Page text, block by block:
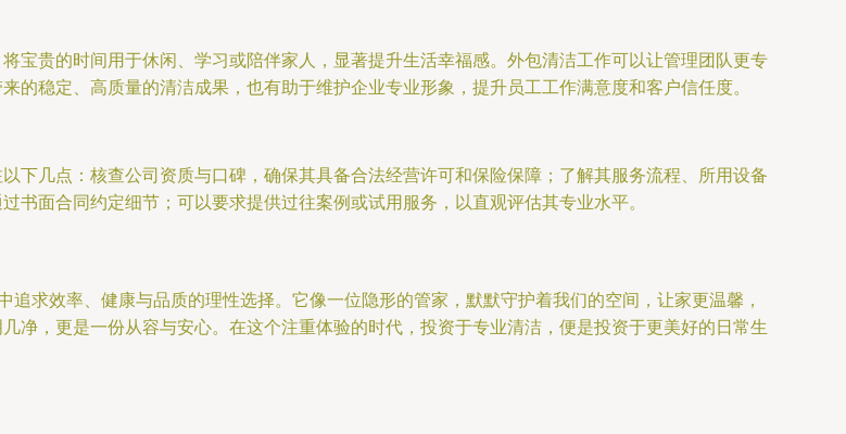
宝贵的时间用于休闲、学习或陪伴家人，显著提升生活幸福感。外包清洁工作可以让管理团队更专
的稳定、高质量的清洁成果，也有助于维护企业专业形象，提升员工工作满意度和客户信任度。
下几点：核查公司资质与口碑，确保其具备合法经营许可和保险保障；了解其服务流程、所用设备
面合同约定细节；可以要求提供过往案例或试用服务，以直观评估其专业水平。
求效率、健康与品质的理性选择。它像一位隐形的管家，默默守护着我们的空间，让家更温馨，
净，更是一份从容与安心。在这个注重体验的时代，投资于专业清洁，便是投资于更美好的日常生